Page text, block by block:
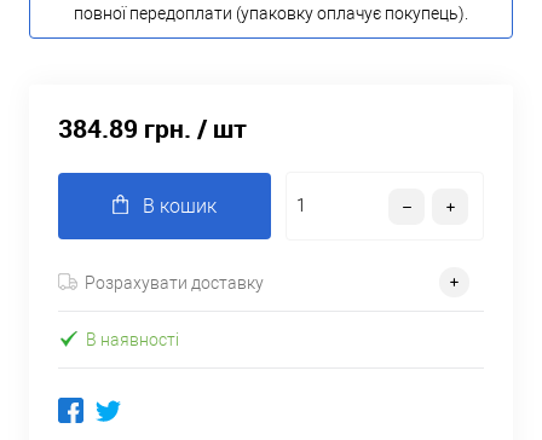
повної передоплати (упаковку оплачує покупець).
384.89 грн. / шт
В кошик
Розрахувати доставку
В наявності